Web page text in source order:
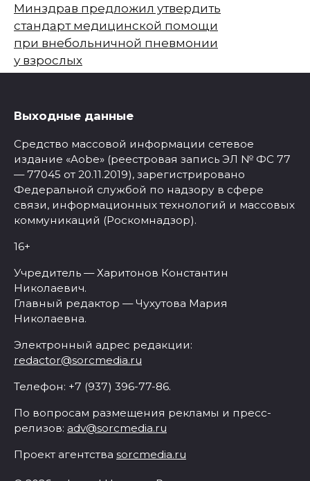
Минздрав предложил утвердить
стандарт медицинской помощи
при внебольничной пневмонии
у взрослых
Выходные данные
Средство массовой информации сетевое
издание «Aobe» (реестровая запись ЭЛ № ФС 77
— 77045 от 20.11.2019), зарегистрировано
Федеральной службой по надзору в сфере
связи, информационных технологий и массовых
коммуникаций (Роскомнадзор).
16+
Учредитель — Харитонов Константин
Николаевич.
Главный редактор — Чухутова Мария
Николаевна.
Электронный адрес редакции:
redactor@sorcmedia.ru
Телефон: +7 (937) 396-77-86.
По вопросам размещения рекламы и пресс-
релизов: adv@sorcmedia.ru
Проект агентства sorcmedia.ru